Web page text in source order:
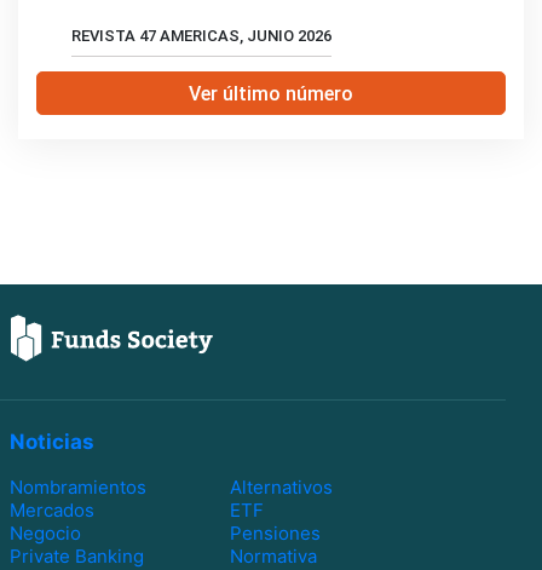
REVISTA 47 AMERICAS, JUNIO 2026
Ver último número
Noticias
Nombramientos
Alternativos
Mercados
ETF
Negocio
Pensiones
Private Banking
Normativa